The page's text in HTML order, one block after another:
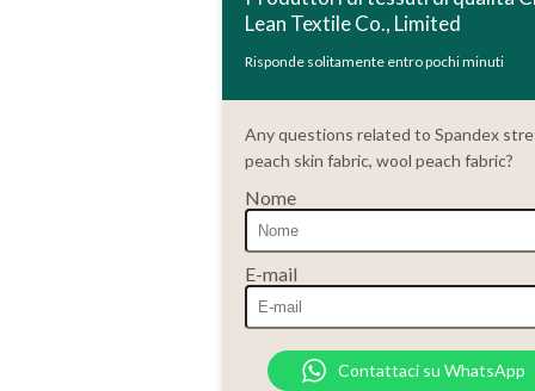
Lean Textile Co., Limited
Risponde solitamente entro pochi minuti
Any questions related to Spandex
peach skin fabric, wool peach fabric?
Nome
E-mail
Contattaci su WhatsApp
Português do Brasil